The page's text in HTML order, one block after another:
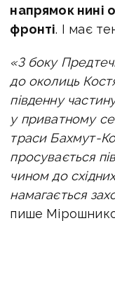
напрямок нині
фронті. І має
«З боку
до околиць
південну
у приватному
траси Бахмут-
просувається
чином до
намагається
пише